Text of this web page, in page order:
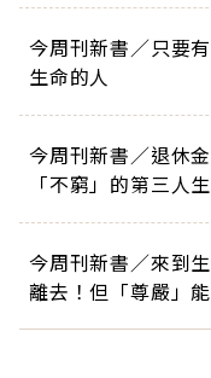
今周刊新書／只要
生命的人
今周刊新書／退休
「不窮」的第三人
今周刊新書／來到
離去！但「尊嚴」